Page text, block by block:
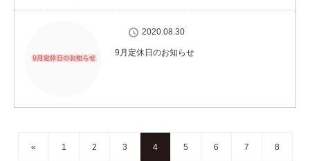
2020.08.30
9月定休日のお知らせ
« 1 2 3 4 5 6 7 8